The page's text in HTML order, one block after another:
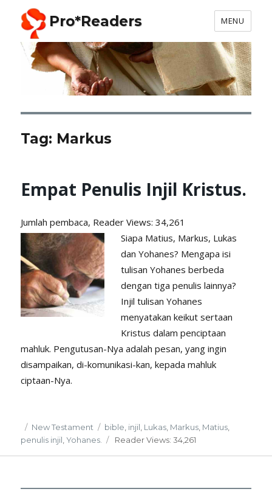
Pro*Readers MENU
Tag: Markus
Empat Penulis Injil Kristus.
Jumlah pembaca, ReaderViews: 34,261
Siapa Matius, Markus, Lukas
dan Yohanes? Mengapa isi
tulisan Yohanes berbeda
dengan tiga penulis lainnya?
Injil tulisan Yohanes
menyatakan keikut sertaan
Kristus dalam penciptaan
mahluk. Pengutusan-Nya adalah pesan, yang ingin
disampaikan, di-komunikasi-kan, kepada mahluk
ciptaan-Nya.
Posted
on
Categories
New Testament Tags
bible injil Lukas Markus Matius
penulis injil ,Yohanes. ReaderViews: 34,261